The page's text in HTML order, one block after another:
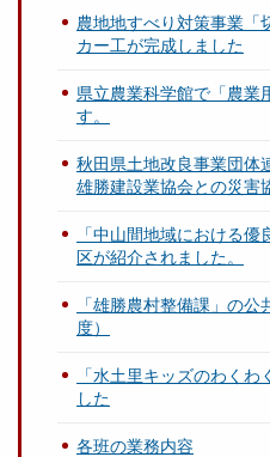
農地地すべり対策事業「
カー工が完成しました
県立農業科学館で「農業
す。
秋田県土地改良事業団体
雄勝建設業協会との災害
「中山間地域における
区が紹介されました。
「雄勝農村整備課」の
度）
「水土里キッズのわく
した
各班の業務内容